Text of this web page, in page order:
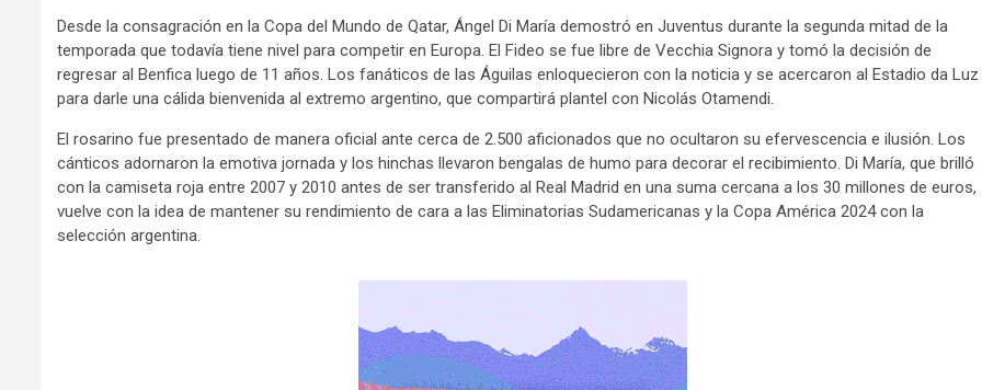
Desde la consagración en la Copa del Mundo de Qatar, Ángel Di María demostró en Juventus durante la segunda mitad de la
temporada que todavía tiene nivel para competir en Europa. El Fideo se fue libre de Vecchia Signora y tomó la decisión de
regresar al Benfica luego de 11 años. Los fanáticos de las Águilas enloquecieron con la noticia y se acercaron al Estadio da Luz
para darle una cálida bienvenida al extremo argentino, que compartirá plantel con Nicolás Otamendi.
El rosarino fue presentado de manera oficial ante cerca de 2.500 aficionados que no ocultaron su efervescencia e ilusión. Los
cánticos adornaron la emotiva jornada y los hinchas llevaron bengalas de humo para decorar el recibimiento. Di María, que brilló
con la camiseta roja entre 2007 y 2010 antes de ser transferido al Real Madrid en una suma cercana a los 30 millones de euros,
vuelve con la idea de mantener su rendimiento de cara a las Eliminatorias Sudamericanas y la Copa América 2024 con la
selección argentina.